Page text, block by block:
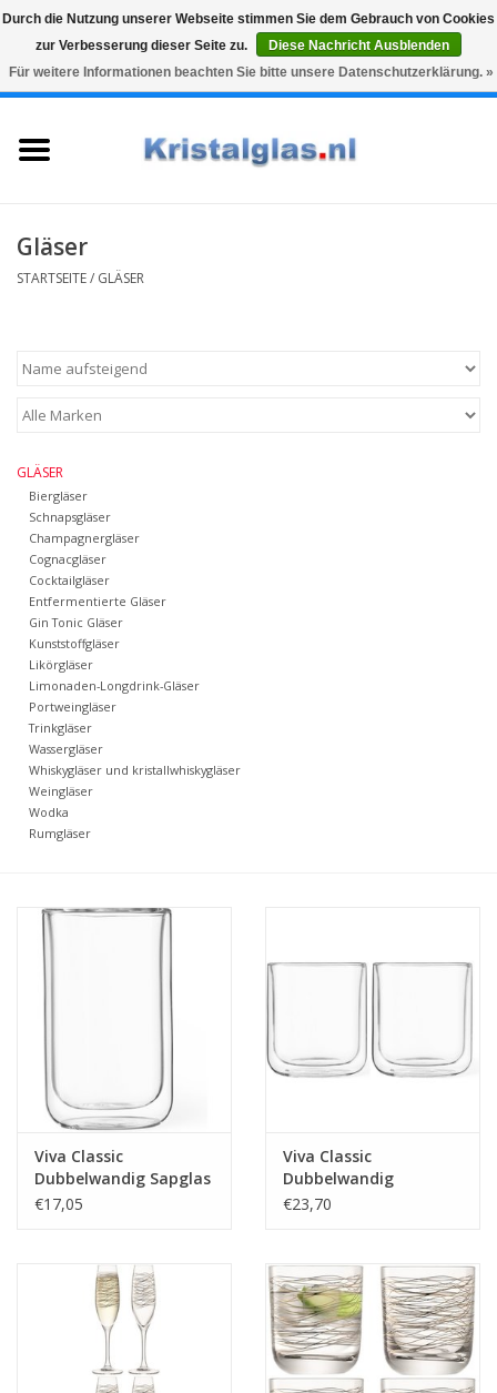
Snelle levering
Graveren
0 Artikel - €0,00
Karaffen
Kaffee & Tee
Bar & Wein
Gläser
STARTSEITE/ GLÄSER
GLÄSER
Biergläser
Schnapsgläser
Champagnergläser
Cognacgläser
Cocktailgläser
Entfermentierte Gläser
Gin Tonic Gläser
Kunststoffgläser
Likörgläser
Limonaden-Longdrink-Gläser
Portweingläser
Trinkgläser
Wassergläser
Whiskygläser und kristallwhiskygläser
Weingläser
Wodka
Rumgläser
Viva Classic
Dubbelwandig Sapglas
€17,05
Viva Classic
Dubbelwandig
Theeglas 180 ml
€23,70
Durch die Nutzung unserer Webseite stimmen Sie dem Gebrauch von Cookies
zur Verbesserung dieser Seite zu.
Diese Nachricht Ausblenden
Für weitere Informationen beachten Sie bitte unsere Datenschutzerklärung. »